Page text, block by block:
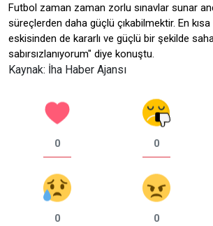
Futbol zaman zaman zorlu sınavlar sunar
süreçlerden daha güçlü çıkabilmektir. En
eskisinden de kararlı ve güçlü bir şekilde
sabırsızlanıyorum" diye konuştu.
Kaynak: İha Haber Ajansı
0 0
0 0